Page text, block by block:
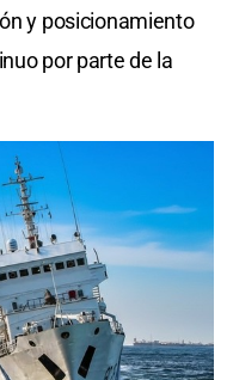
y posicionamiento
por parte de la